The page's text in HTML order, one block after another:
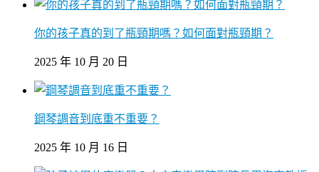
你的孩子真的到了瓶頸期嗎？如何面對瓶頸期？
2025 年 10 月 20 日
鋼琴調音到底重不重要？
2025 年 10 月 16 日